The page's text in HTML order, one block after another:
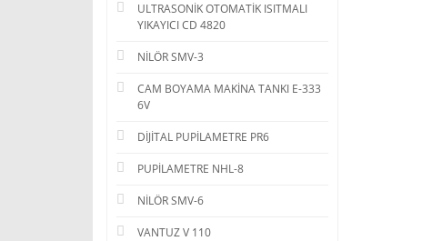
ULTRASONİK OTOMATİK ISITMALI
YIKAYICI CD 4820
NİLÖR SMV-3
CAM BOYAMA MAKİNA TANKI E-333
6V
DİJİTAL PUPİLAMETRE PR6
PUPİLAMETRE NHL-8
NİLÖR SMV-6
VANTUZ V 110